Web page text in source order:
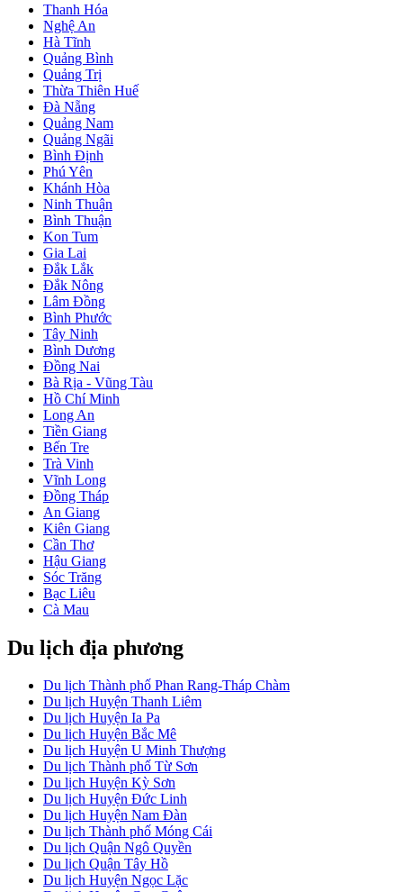
Thanh Hóa
Nghệ An
Hà Tĩnh
Quảng Bình
Quảng Trị
Thừa Thiên Huế
Đà Nẵng
Quảng Nam
Quảng Ngãi
Bình Định
Phú Yên
Khánh Hòa
Ninh Thuận
Bình Thuận
Kon Tum
Gia Lai
Đắk Lắk
Đắk Nông
Lâm Đồng
Bình Phước
Tây Ninh
Bình Dương
Đồng Nai
Bà Rịa - Vũng Tàu
Hồ Chí Minh
Long An
Tiền Giang
Bến Tre
Trà Vinh
Vĩnh Long
Đồng Tháp
An Giang
Kiên Giang
Cần Thơ
Hậu Giang
Sóc Trăng
Bạc Liêu
Cà Mau
Du lịch địa phương
Du lịch Thành phố Phan Rang-Tháp Chàm
Du lịch Huyện Thanh Liêm
Du lịch Huyện Ia Pa
Du lịch Huyện Bắc Mê
Du lịch Huyện U Minh Thượng
Du lịch Thành phố Từ Sơn
Du lịch Huyện Kỳ Sơn
Du lịch Huyện Đức Linh
Du lịch Huyện Nam Đàn
Du lịch Thành phố Móng Cái
Du lịch Quận Ngô Quyền
Du lịch Quận Tây Hồ
Du lịch Huyện Ngọc Lặc